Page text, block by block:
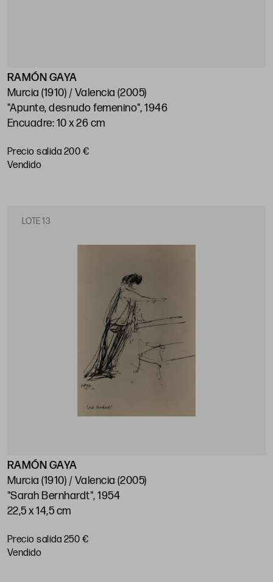
RAMÓN GAYA
Murcia (1910) / Valencia (2005)
"Apunte, desnudo femenino", 1946
Encuadre: 10 x 26 cm
Precio salida 200 €
vendido
LOTE 13
RAMÓN GAYA
Murcia (1910) / Valencia (2005)
"Sarah Bernhardt", 1954
22,5 x 14,5 cm
Precio salida 250 €
vendido